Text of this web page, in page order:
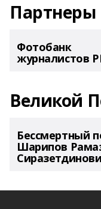
Партнеры
Фотобанк
журналистов
Великой
Бессмертный
Шарипов